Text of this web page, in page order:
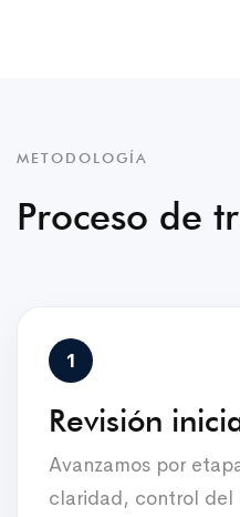
METODOLOGÍA
Proceso de
Revisión
Avanzamos por
claridad, control del